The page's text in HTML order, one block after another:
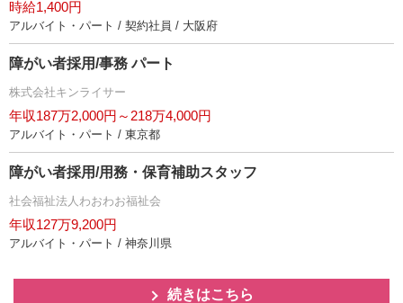
時給1,400円
アルバイト・パート / 契約社員 / 大阪府
障がい者採用/事務 パート
株式会社キンライサー
年収187万2,000円～218万4,000円
アルバイト・パート / 東京都
障がい者採用/用務・保育補助スタッフ
社会福祉法人わおわお福祉会
年収127万9,200円
アルバイト・パート / 神奈川県
続きはこちら